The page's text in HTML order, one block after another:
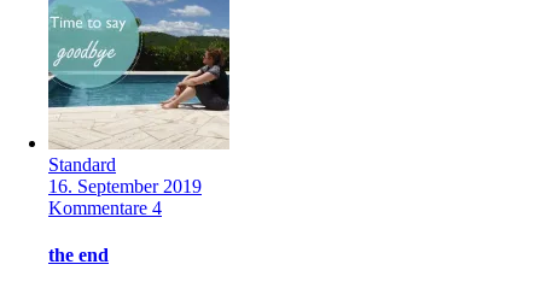
Standard
16. September 2019
Kommentare 4
the end